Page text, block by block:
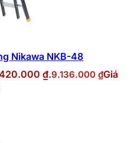
Nikawa NKB-48
₫.9.136.000 ₫Giá